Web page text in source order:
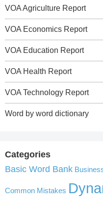
VOA Agriculture Report
VOA Economics Report
VOA Education Report
VOA Health Report
VOA Technology Report
Word by word dictionary
Categories
Basic Word Bank
Common Mistakes